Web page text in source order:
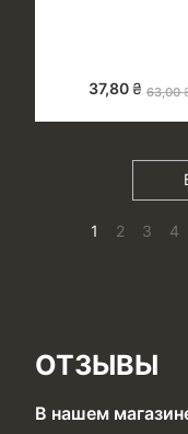
63,00
37,80₴
1 2 3 4
ОТЗЫВЫ
В нашем